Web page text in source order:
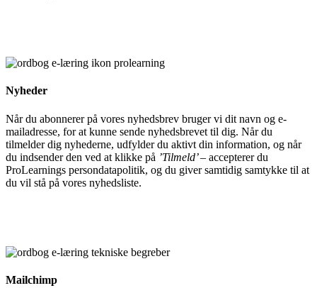
Nyheder
Når du abonnerer på vores nyhedsbrev bruger vi dit navn og e-
mailadresse, for at kunne sende nyhedsbrevet til dig. Når du
tilmelder dig nyhederne, udfylder du aktivt din information, og når
du indsender den ved at klikke på ’Tilmeld’– accepterer du
ProLearnings persondatapolitik, og du giver samtidig samtykke til at
du vil stå på vores nyhedsliste.
Mailchimp